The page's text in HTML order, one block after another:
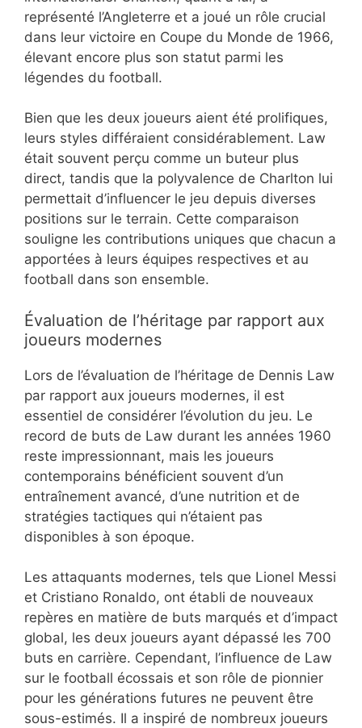
représenté l’Angleterre et a joué un rôle crucial
dans leur victoire en Coupe du Monde de 1966,
élevant encore plus son statut parmi les
légendes du football.
Bien que les deux joueurs aient été prolifiques,
leurs styles différaient considérablement. Law
était souvent perçu comme un buteur plus
direct, tandis que la polyvalence de Charlton lui
permettait d’influencer le jeu depuis diverses
positions sur le terrain. Cette comparaison
souligne les contributions uniques que chacun a
apportées à leurs équipes respectives et au
football dans son ensemble.
Évaluation de l’héritage par rapport aux
joueurs modernes
Lors de l’évaluation de l’héritage de Dennis Law
par rapport aux joueurs modernes, il est
essentiel de considérer l’évolution du jeu. Le
record de buts de Law durant les années 1960
reste impressionnant, mais les joueurs
contemporains bénéficient souvent d’un
entraînement avancé, d’une nutrition et de
stratégies tactiques qui n’étaient pas
disponibles à son époque.
Les attaquants modernes, tels que Lionel Messi
et Cristiano Ronaldo, ont établi de nouveaux
repères en matière de buts marqués et d’impact
global, les deux joueurs ayant dépassé les 700
buts en carrière. Cependant, l’influence de Law
sur le football écossais et son rôle de pionnier
pour les générations futures ne peuvent être
sous-estimés. Il a inspiré de nombreux joueurs